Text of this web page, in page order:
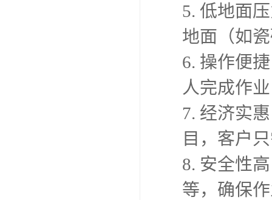
5. 低地面
地面（如
6. 操作便
人完成作
7. 经济实
目，客户
8. 安全性
等，确保